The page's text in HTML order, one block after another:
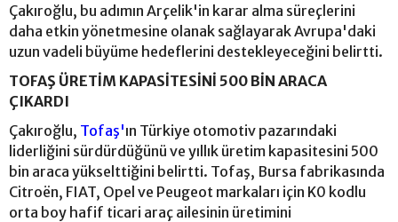
Çakıroğlu, bu adımın Arçelik'in karar alma süreçlerini
daha etkin yönetmesine olanak sağlayarak Avrupa'daki
uzun vadeli büyüme hedeflerini destekleyeceğini belirtti.
TOFAŞ ÜRETİM KAPASİTESİNİ 500 BİN ARACA
ÇIKARDI
Çakıroğlu, Tofaş'ın Türkiye otomotiv pazarındaki
liderliğini sürdürdüğünü ve yıllık üretim kapasitesini 500
bin araca yükselttiğini belirtti. Tofaş, Bursa fabrikasında
Citroën, FIAT, Opel ve Peugeot markaları için K0 kodlu
orta boy hafif ticari araç ailesinin üretimini